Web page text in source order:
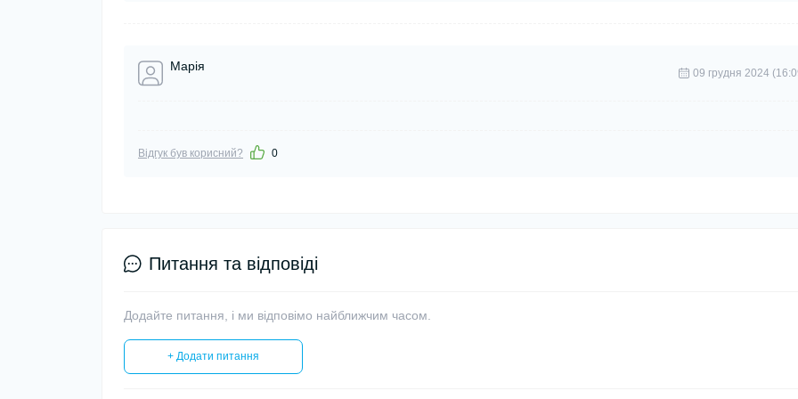
Марія 09 грудня 2024
Відгук був корисний? 0
Питання та відповіді
Додайте питання, і ми відповімо найближчим часом.
+ Додати питання